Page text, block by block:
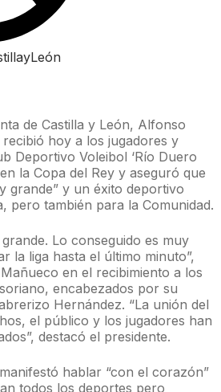
de Castilla y León, Alfonso
hoy a los jugadores y
Deportivo Voleibol ‘Río Duero
la Copa del Rey y aseguró que
grande” y un éxito deportivo
pero también para la Comunidad.
Lo conseguido es muy
la liga hasta el último minuto”,
en el recibimiento a los
encabezados por su
Hernández. “La unión del
el público y los jugadores han
destacó el presidente.
hablar “con el corazón”
todos los deportes pero